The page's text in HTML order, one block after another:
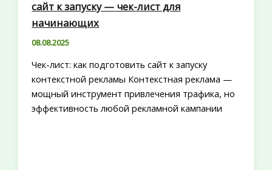
сайт к запуску — чек-лист для
начинающих
08.08.2025
Чек-лист: как подготовить сайт к запуску
контекстной рекламы Контекстная реклама —
мощный инструмент привлечения трафика, но
эффективность любой рекламной кампании